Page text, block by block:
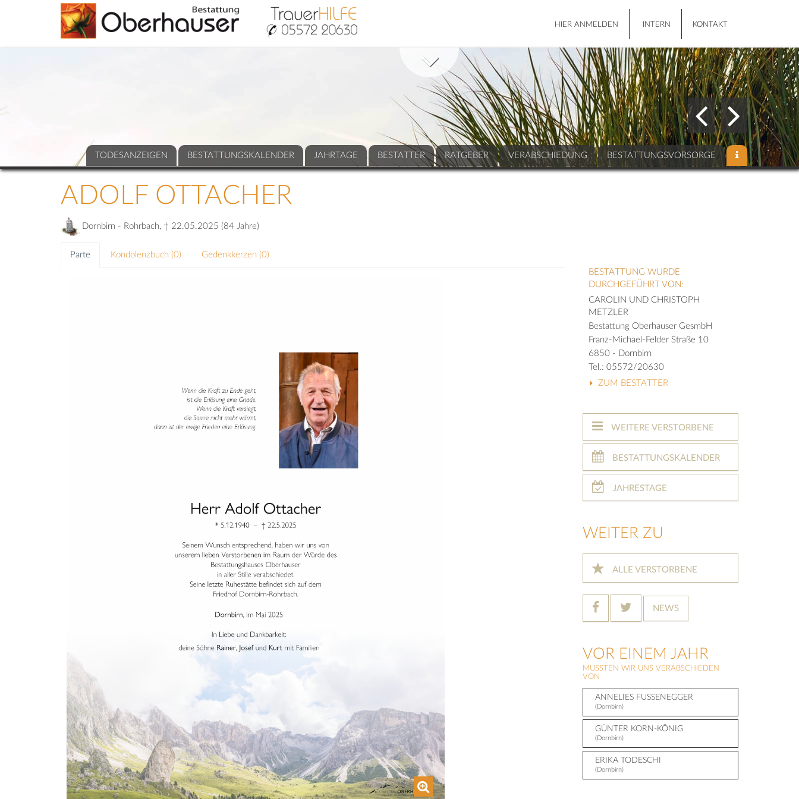
HIER ANMELDEN INTERN KONTAKT
TODESANZEIGEN BESTATTUNGSKALENDER JAHRTAGE BESTATTER RATGEBER VERABSCHIEDUNG BESTATTUNGSVORSORGE
ADOLF OTTACHER
Dornbirn - Rohrbach, † 22.05.2025 (84 Jahre)
Parte Kondolenzbuch (0) Gedenkkerzen (0)
BESTATTUNG WURDE
DURCHGEFÜHRT VON:
CAROLIN UND CHRISTOPH
METZLER
Bestattung Oberhauser GesmbH
Franz-Michael-Felder Straße 10
6850 - Dornbirn
Tel.: 05572/20630
ZUM BESTATTER
WEITERE VERSTORBENE
BESTATTUNGSKALENDER
JAHRESTAGE
WEITER ZU
ALLE VERSTORBENE
NEWS
VOR EINEM JAHR
MUSSTEN WIR UNS VERABSCHIEDEN
VON
ANNELIES FUSSENEGGER
(Dornbirn)
GÜNTER KORN-KÖNIG
(Dornbirn)
ERIKA TODESCHI
(Dornbirn)